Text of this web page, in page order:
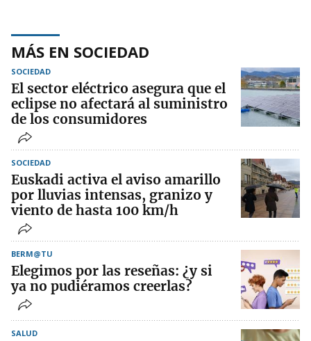
MÁS EN SOCIEDAD
SOCIEDAD
El sector eléctrico asegura que el
eclipse no afectará al suministro
de los consumidores
SOCIEDAD
Euskadi activa el aviso amarillo
por lluvias intensas, granizo y
viento de hasta 100 km/h
BERM@TU
Elegimos por las reseñas: ¿y si
ya no pudiéramos creerlas?
SALUD